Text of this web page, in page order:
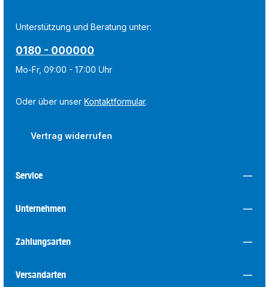
Unterstützung und Beratung unter:
0180 - 000000
Mo-Fr, 09:00 - 17:00 Uhr
Oder über unserKontaktformular.
Vertrag widerrufen
Service
Unternehmen
Zahlungsarten
Versandarten